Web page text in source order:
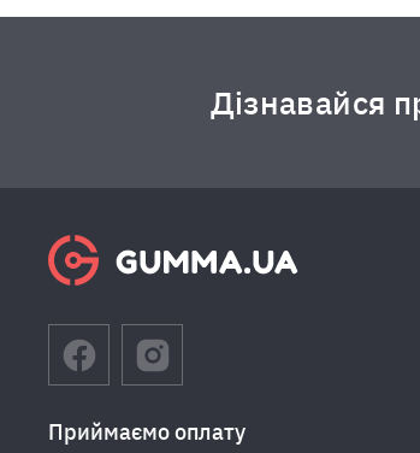
Дізнавайся
Приймаємо оплату